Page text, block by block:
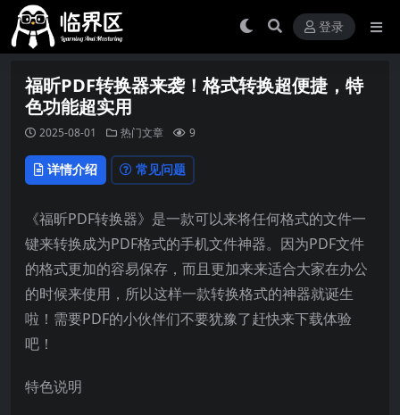
登录
福昕PDF转换器来袭！格式转换超便捷，特
色功能超实用
2025-08-01 热门文章 9
详情介绍 常见问题
《福昕PDF转换器》是一款可以来将任何格式的文件一
键来转换成为PDF格式的手机文件神器。因为PDF文件
的格式更加的容易保存，而且更加来来适合大家在办公
的时候来使用，所以这样一款转换格式的神器就诞生
啦！需要PDF的小伙伴们不要犹豫了赶快来下载体验
吧！
特色说明